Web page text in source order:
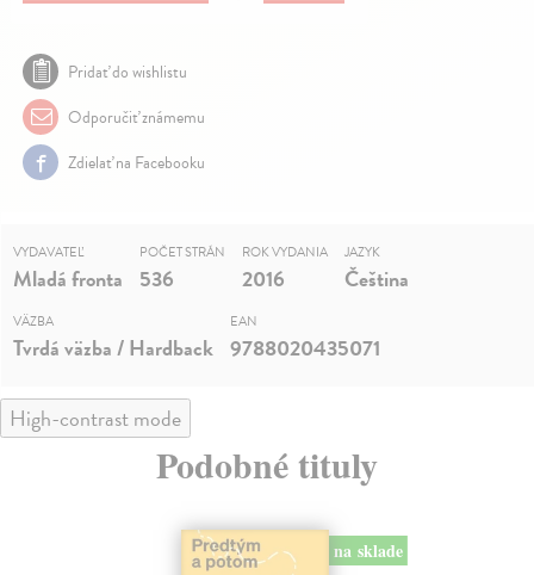
Pridať do wishlistu
Odporučiť známemu
Zdielať na Facebooku
VYDAVATEĽ
Mladá fronta
POČET STRÁN
536
ROK VYDANIA
2016
JAZYK
Čeština
VÄZBA
Tvrdá väzba / Hardback
EAN
9788020435071
High-contrast mode
Podobné tituly